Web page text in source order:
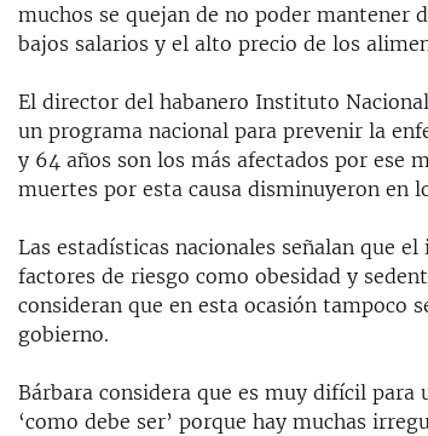
muchos se quejan de no poder mantener
bajos salarios y el alto precio de los
El director del habanero Instituto
un programa nacional para prevenir la
y 64 años son los más afectados por ese
muertes por esta causa disminuyeron en
Las estadísticas nacionales señalan que
factores de riesgo como obesidad y
consideran que en esta ocasión tampoco
gobierno.
Bárbara considera que es muy difícil
‘como debe ser’ porque hay muchas